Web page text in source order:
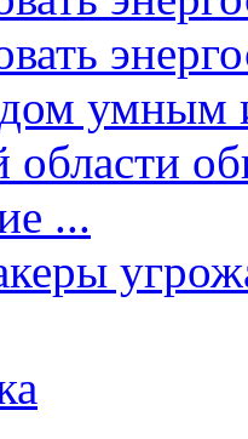
умным
...